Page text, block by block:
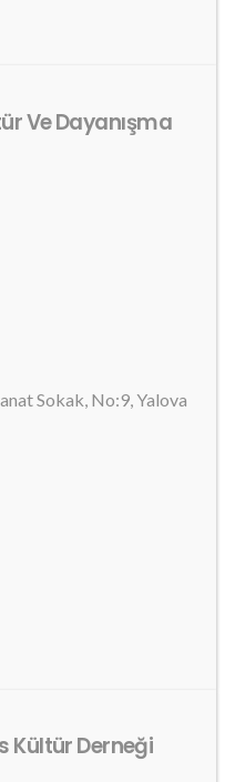
Ve Dayanışma
Sokak, No:9, Yalova
Derneği